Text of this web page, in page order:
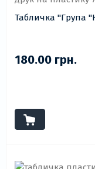
Табличка "Група
180.00 грн.